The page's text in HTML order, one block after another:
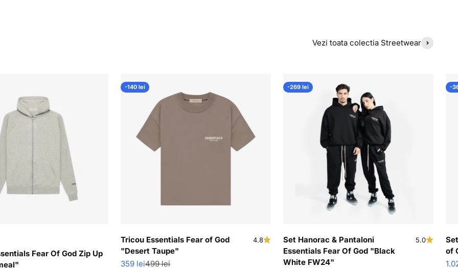
Vezi toata colectia Streetwear
Fear Of God Zip Up
-140 lei
Tricou Essentials Fear of God
"Desert Taupe"
4.8
Pret redus
359 leiPret normal
499 lei
-269 lei
Set Hanorac & Pantaloni
Essentials Fear Of God "Black
White FW24"
5.0
-
of